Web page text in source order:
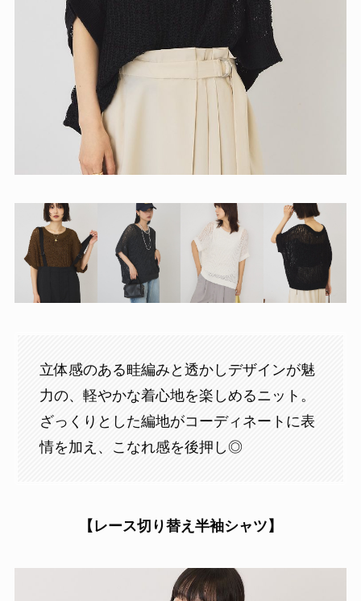
立体感のある畦編みと透かしデザインが魅
力の、軽やかな着心地を楽しめるニット。
ざっくりとした編地がコーディネートに表
情を加え、こなれ感を後押し◎
【レース切り替え半袖シャツ】